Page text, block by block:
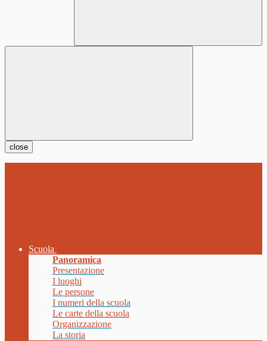
close
Scuola
Panoramica
Presentazione
I luoghi
Le persone
I numeri della scuola
Le carte della scuola
Organizzazione
La storia